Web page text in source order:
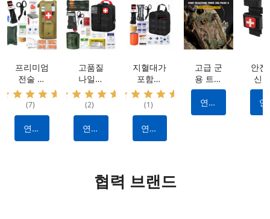
프리미엄
전술 키
트: 방수
나일론
소재, 휴
대용 및
다용도 |
(7)
연락
하다
고품질
나일론
IFAK 전
술 키트:
출혈을
멈추기
위한 필
장비
(2)
연락
하다
지혈대가
포함된
전문가급
외상 응
급처치
키트: 출
혈 제어
일론 전
술 장비
(1)
연락
하다
고급 군
용 트라
우마 키
트: 방수
소재 |
연락
하다
안전
신
효율
출
어
연
하
협력 브랜드